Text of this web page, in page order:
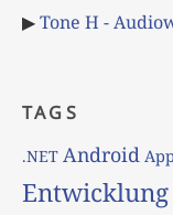
▶Tone H -
TAGS
.NET Android App
Entwicklung